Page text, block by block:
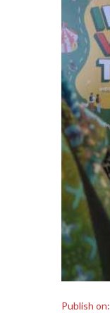
Publish on: